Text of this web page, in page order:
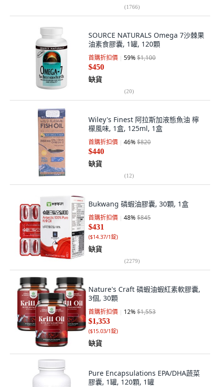
(1766)
SOURCE NATURALS Omega 7沙棘果
油素食膠囊, 1罐, 120顆
首購折扣價 59%$1,100
$450
缺貨
(20)
Wiley's Finest 阿拉斯加液態魚油 檸
檬風味, 1盒, 125ml, 1盒
首購折扣價 46%$820
$440
缺貨
(12)
Bukwang 磷蝦油膠囊, 30顆, 1盒
首購折扣價 48%$845
$431
($14.37/1錠)
缺貨
(2279)
Nature's Craft 磷蝦油蝦紅素軟膠囊,
3個, 30顆
首購折扣價 12%$1,553
$1,353
($15.03/1錠)
缺貨
Pure Encapsulations EPA/DHA蔬菜
膠囊, 1罐, 120顆, 1罐